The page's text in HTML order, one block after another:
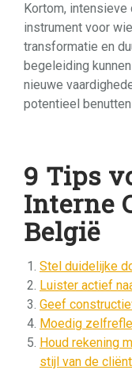
Kortom, intensieve
instrument voor
transformatie en
begeleiding
nieuwe
potentieel
9 Tips
Interne
België
Stel duidelijke
Luister actief
Geef
Moedig
Houd rekening
stijl van de